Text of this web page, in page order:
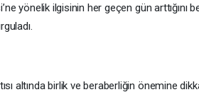
yönelik ilgisinin her geçen gün arttığını
altında birlik ve beraberliğin önemine